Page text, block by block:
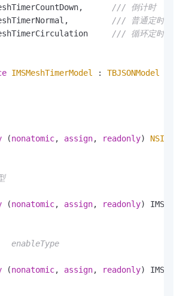
/// 倒计时
/// 普通定时
/// 循环定时
IMSMeshTimerModel : TBJSONModel
(nonatomic, assign, readonly)
(nonatomic, assign, readonly)
enableType
(nonatomic, assign, readonly)